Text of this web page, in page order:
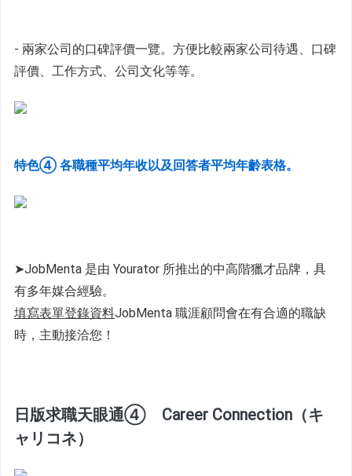
- 兩家公司的口碑評價一覽。方便比較兩家公司待遇、口碑
評價、工作方式、公司文化等等。
特色④ 各職種平均年收以及回答者平均年齡表格。
➤JobMenta 是由 Yourator 所推出的中高階獵才品牌，具
有多年媒合經驗。
填寫表單登錄資料JobMenta 職涯顧問會在有合適的職缺
時，主動接洽您！
日版求職天眼通④　Career Connection（キ
ャリコネ）